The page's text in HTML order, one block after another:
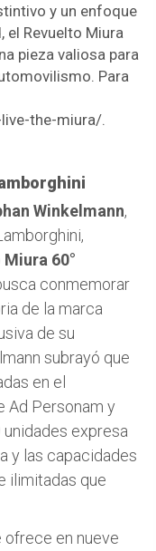
y un enfoque
el Revuelto Miura
pieza valiosa para
Para
the-miura/.
Winkelmann,
60°
conmemorar
de la marca
de su
subrayó que
en el
Ad Personam y
expresa
y las capacidades
ilimitadas que
ofrece en nueve